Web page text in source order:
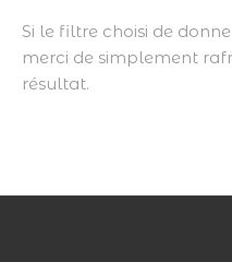
Si le filtre choisi de
merci de simplement
résultat.